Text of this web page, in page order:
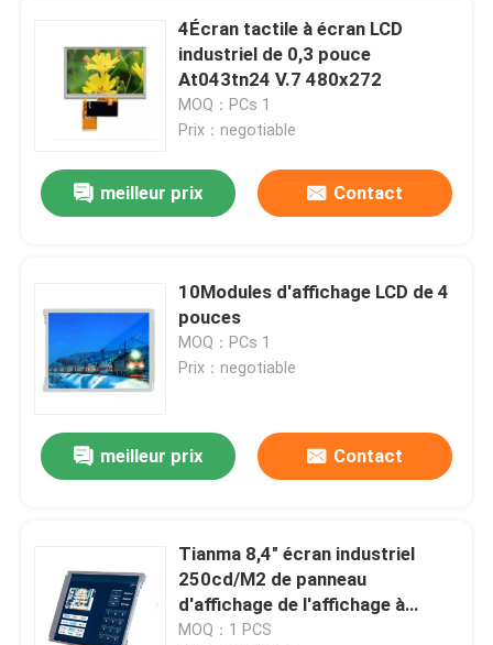
4Écran tactile à écran LCD
industriel de 0,3 pouce
At043tn24 V.7 480x272
MOQ：PCs 1
Prix：negotiable
meilleur prix Contact
10Modules d'affichage LCD de 4
pouces
MOQ：PCs 1
Prix：negotiable
meilleur prix Contact
Tianma 8,4" écran industriel
250cd/M2 de panneau
d'affichage de l'affichage à
cristaux liquides 800*600
MOQ：1 PCS